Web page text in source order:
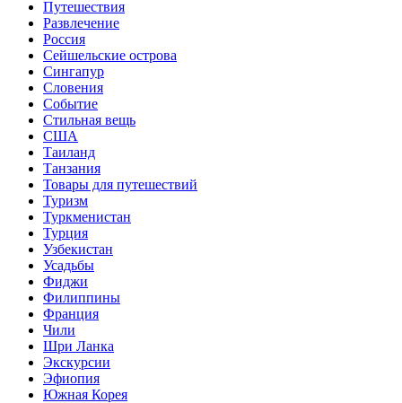
Путешествия
Развлечение
Россия
Сейшельские острова
Сингапур
Словения
Событие
Стильная вещь
США
Таиланд
Танзания
Товары для путешествий
Туризм
Туркменистан
Турция
Узбекистан
Усадьбы
Фиджи
Филиппины
Франция
Чили
Шри Ланка
Экскурсии
Эфиопия
Южная Корея